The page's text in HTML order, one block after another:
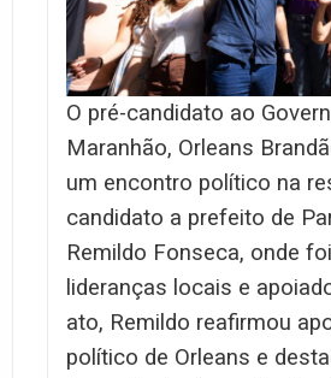
O pré-candidato ao
Maranhão, Orleans
um encontro político na
candidato a prefeito de
Remildo Fonseca, onde
lideranças locais e
ato, Remildo reafirmou
político de Orleans e